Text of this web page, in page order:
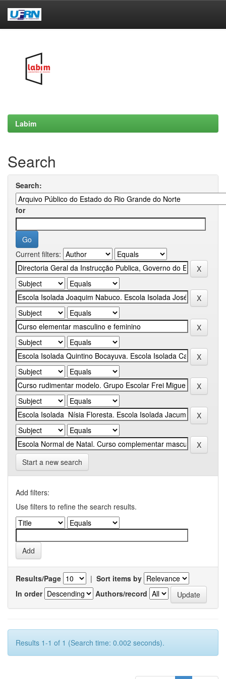
Labim
Search
Search:
for
Current filters:
Start a new search
Add filters:
Use filters to refine the search results.
Results/Page | Sort items by
In order
Authors/record
Results 1-1 of 1 (Search time: 0.002 seconds).